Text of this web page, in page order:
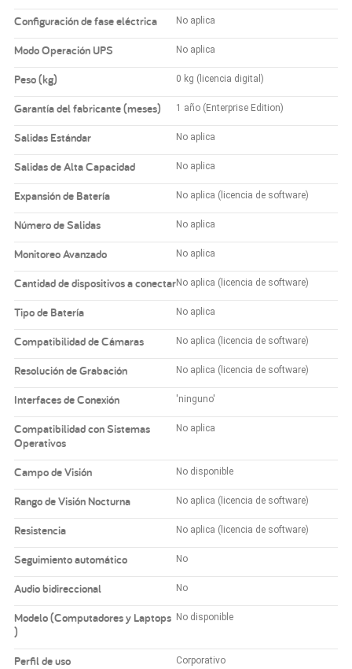
Configuración de fase eléctrica No aplica
Modo Operación UPS No aplica
Peso (kg) 0 kg (licencia digital)
Garantía del fabricante (meses) 1 año (Enterprise Edition)
Salidas Estándar No aplica
Salidas de Alta Capacidad No aplica
Expansión de Batería No aplica (licencia de software)
Número de Salidas No aplica
Monitoreo Avanzado No aplica
Cantidad de dispositivos a conectarNo aplica (licencia de software)
Tipo de Batería No aplica
Compatibilidad de Cámaras No aplica (licencia de software)
Resolución de Grabación No aplica (licencia de software)
Interfaces de Conexión 'ninguno'
Compatibilidad con Sistemas
Operativos
No aplica
Campo de Visión No disponible
Rango de Visión Nocturna No aplica (licencia de software)
Resistencia No aplica (licencia de software)
Seguimiento automático No
Audio bidireccional No
Modelo (Computadores y Laptops
)
No disponible
Perfil de uso Corporativo